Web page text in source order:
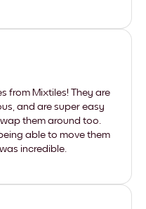
from Mixtiles! They are
and are super easy
them around too.
able to move them
incredible.